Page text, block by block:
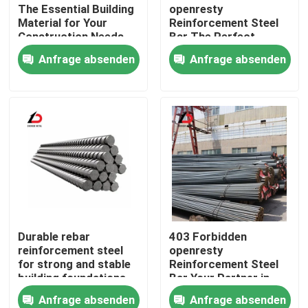
Über uns
Qualitätskontrolle
Neuigkeiten
Bitte um ein Angebot
Verzinkte Stahlspule
The Essential Building
Material for Your
Construction Needs
Anfrage absenden
openresty
Reinforcement Steel
Bar The Perfect
Solution for Your
Building Needs
Anfrage absenden
Durable rebar
reinforcement steel
for strong and stable
building foundations
Anfrage absenden
403 Forbidden
openresty
Reinforcement Steel
Bar Your Partner in
Building Strong
Structures
Anfrage absenden